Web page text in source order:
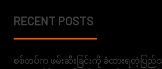
RECENT POSTS
စစ်တပ်က ဖမ်းဆီးခြင်းကို ခံထားရတဲ့ပြ